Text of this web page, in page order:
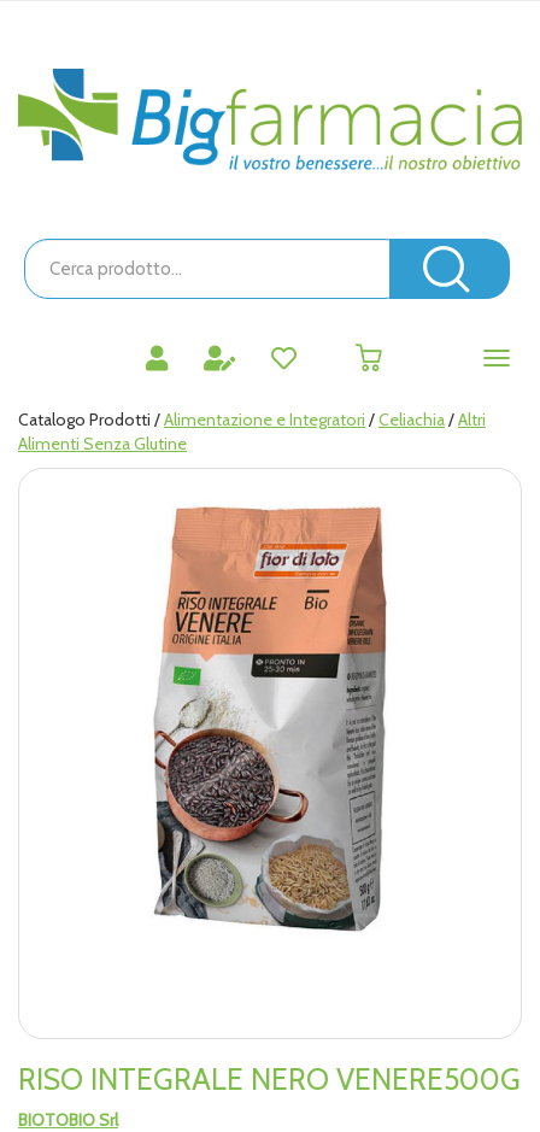
principaleBigfarmacia
Cerca
Prodotto
Catalogo Prodotti /Alimentazione e Integratori /Celiachia/Altri
Alimenti Senza Glutine
RISO INTEGRALE NERO VENERE500G
BIOTOBIO Srl